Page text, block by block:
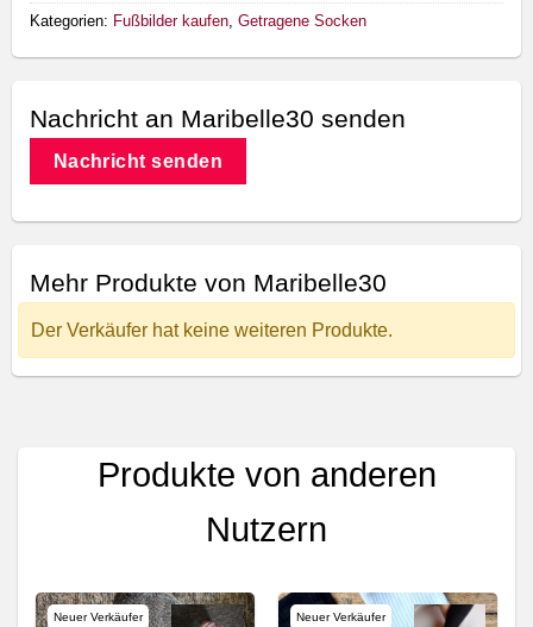
Kategorien: Fußbilder kaufen, Getragene Socken
Nachricht an Maribelle30 senden
Nachricht senden
Mehr Produkte von Maribelle30
Der Verkäufer hat keine weiteren Produkte.
Produkte von anderen
Nutzern
Neuer Verkäufer Neuer Verkäufer